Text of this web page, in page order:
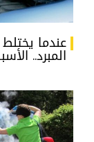
عندما
المبرد..